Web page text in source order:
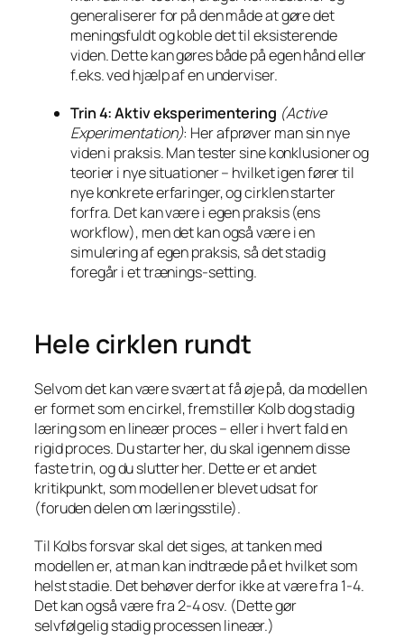
generaliserer for på den måde at gøre det
meningsfuldt og koble det til eksisterende
viden. Dette kan gøres både på egen hånd eller
f.eks. ved hjælp af en underviser.
Trin 4: Aktiv eksperimentering (Active
Experimentation): Her afprøver man sin nye
viden i praksis. Man tester sine konklusioner og
teorier i nye situationer – hvilket igen fører til
nye konkrete erfaringer, og cirklen starter
forfra. Det kan være i egen praksis (ens
workflow), men det kan også være i en
simulering af egen praksis, så det stadig
foregår i et trænings-setting.
Hele cirklen rundt
Selvom det kan være svært at få øje på, da modellen
er formet som en cirkel, fremstiller Kolb dog stadig
læring som en lineær proces – eller i hvert fald en
rigid proces. Du starter her, du skal igennem disse
faste trin, og du slutter her. Dette er et andet
kritikpunkt, som modellen er blevet udsat for
(foruden delen om læringsstile).
Til Kolbs forsvar skal det siges, at tanken med
modellen er, at man kan indtræde på et hvilket som
helst stadie. Det behøver derfor ikke at være fra 1-4.
Det kan også være fra 2-4 osv. (Dette gør
selvfølgelig stadig processen lineær.)